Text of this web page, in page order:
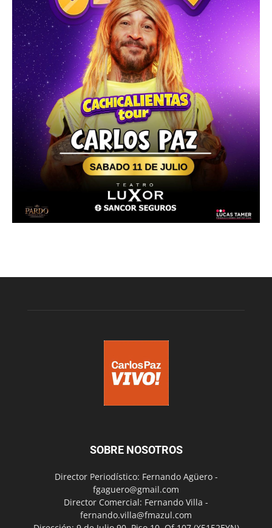
SOBRE NOSOTROS
Director Periodístico: Fernando Agüero -
fgaguero@gmail.com
Director Comercial: Fernando Villa -
fernando.villa@fmazul.com